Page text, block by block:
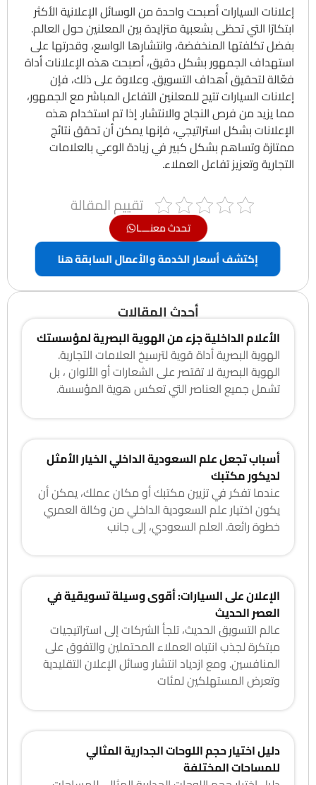
إعلانات السيارات أصبحت واحدة من الوسائل الإعلانية الأكثر
ابتكارًا التي تحظى بشعبية متزايدة بين المعلنين حول العالم.
بفضل تكلفتها المنخفضة، وانتشارها الواسع، وقدرتها على
استهداف الجمهور بشكل دقيق، أصبحت هذه الإعلانات أداة
فعّالة لتحقيق أهداف التسويق. وعلاوة على ذلك، فإن
إعلانات السيارات تتيح للمعلنين التفاعل المباشر مع الجمهور،
مما يزيد من فرص النجاح والانتشار. إذا تم استخدام هذه
الإعلانات بشكل استراتيجي، فإنها يمكن أن تحقق نتائج
ممتازة وتساهم بشكل كبير في زيادة الوعي بالعلامات
التجارية وتعزيز تفاعل العملاء.
تقييم المقالة
تحدث معنــــا
إكتشف أسعار الخدمة والأعمال السابقة هنا
أحدث المقالات
الأعلام الداخلية جزء من الهوية البصرية لمؤسستك
الهوية البصرية أداة قوية لترسيخ العلامات التجارية.
الهوية البصرية لا تقتصر على الشعارات أو الألوان ، بل
تشمل جميع العناصر التي تعكس هوية المؤسسة.
أسباب تجعل علم السعودية الداخلي الخيار الأمثل
لديكور مكتبك
عندما تفكر في تزيين مكتبك أو مكان عملك، يمكن أن
يكون اختيار علم السعودية الداخلي من وكالة العمري
خطوة رائعة. العلم السعودي، إلى جانب
الإعلان على السيارات: أقوى وسيلة تسويقية في
العصر الحديث
عالم التسويق الحديث، تلجأ الشركات إلى استراتيجيات
مبتكرة لجذب انتباه العملاء المحتملين والتفوق على
المنافسين. ومع ازدياد انتشار وسائل الإعلان التقليدية
وتعرض المستهلكين لمئات
دليل اختيار حجم اللوحات الجدارية المثالي
للمساحات المختلفة